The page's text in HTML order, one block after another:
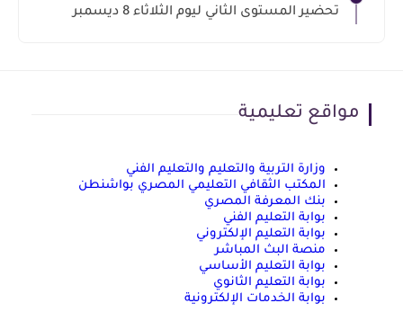
تحضير المستوى الثاني ليوم الثلاثاء 8 ديسمبر
مواقع تعليمية
وزارة التربية والتعليم والتعليم الفني
المكتب الثقافي التعليمي المصري بواشنطن
بنك المعرفة المصري
بوابة التعليم الفني
بوابة التعليم الإلكتروني
منصة البث المباشر
بوابة التعليم الأساسي
بوابة التعليم الثانوي
بوابة الخدمات الإلكترونية